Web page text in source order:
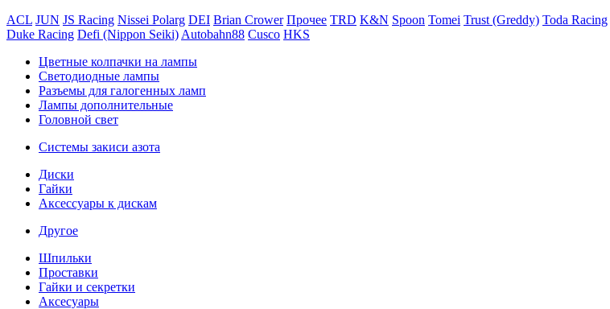
ACL JUN JS Racing Nissei Polarg DEI Brian Crower Прочее TRD K&N Spoon Tomei Trust (Greddy) Toda Racing
Duke Racing Defi (Nippon Seiki) Autobahn88 Cusco HKS
Цветные колпачки на лампы
Светодиодные лампы
Разъемы для галогенных ламп
Лампы дополнительные
Головной свет
Системы закиси азота
Диски
Гайки
Аксессуары к дискам
Другое
Шпильки
Проставки
Гайки и секретки
Аксесуары